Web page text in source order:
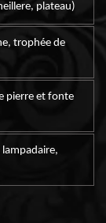
plateau)
trophée de
pierre et fonte